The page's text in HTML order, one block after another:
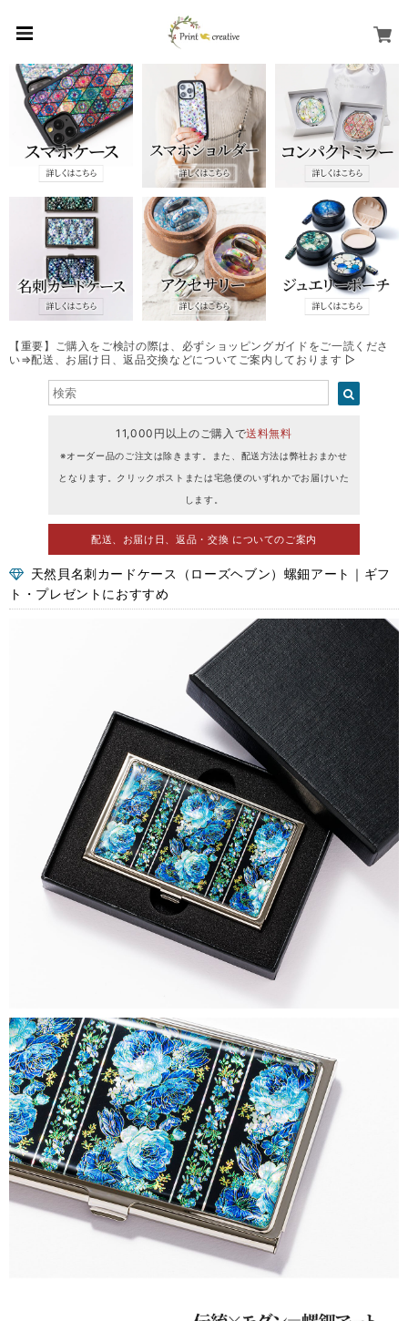
【重要】ご購入をご検討の際は、必ずショッピングガイドをご一読くださ
い⇒配送、お届け日、返品交換などについてご案内しております ▷
11,000円以上のご購入で送料無料
※オーダー品のご注文は除きます。また、配送方法は弊社おまかせ
となります。クリックポストまたは宅急便のいずれかでお届けいた
します。
配送、お届け日、返品・交換 についてのご案内
天然貝名刺カードケース（ローズヘブン）螺鈿アート｜ギフ
ト・プレゼントにおすすめ